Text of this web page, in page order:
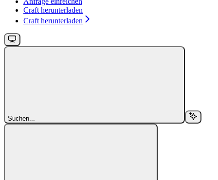
Craft herunterladen
Craft herunterladen
Suchen...